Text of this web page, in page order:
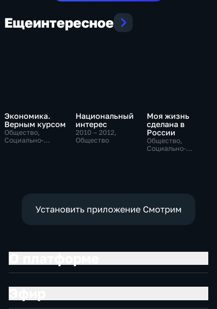
Ещеинтересное
Экономика.
Верным курсом
Общество,
Социально-
Национальный
интерес
2010 – 2012,
Общество
Моя жизнь
сделана в
России
Общество,
Социально-
Установить приложение Смотрим